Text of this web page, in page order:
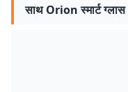
साथ Orion स्मार्ट